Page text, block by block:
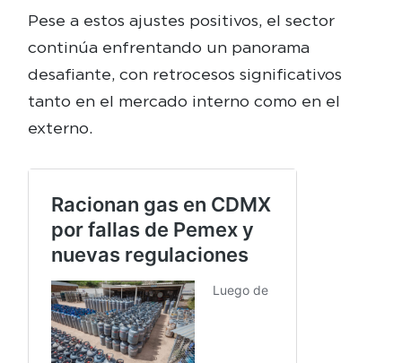
Pese a estos ajustes positivos, el sector
continúa enfrentando un panorama
desafiante, con retrocesos significativos
tanto en el mercado interno como en el
externo.